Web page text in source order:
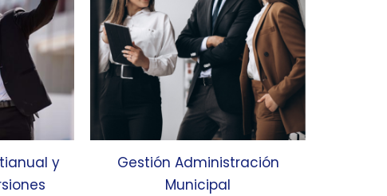
y
Gestión Administración
Municipal